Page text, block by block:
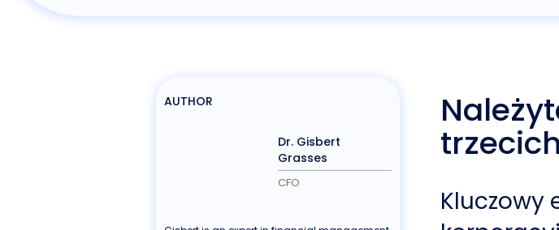
AUTHOR
Dr. Gisbert
Grasses
CFO
trzecich
Kluczowy